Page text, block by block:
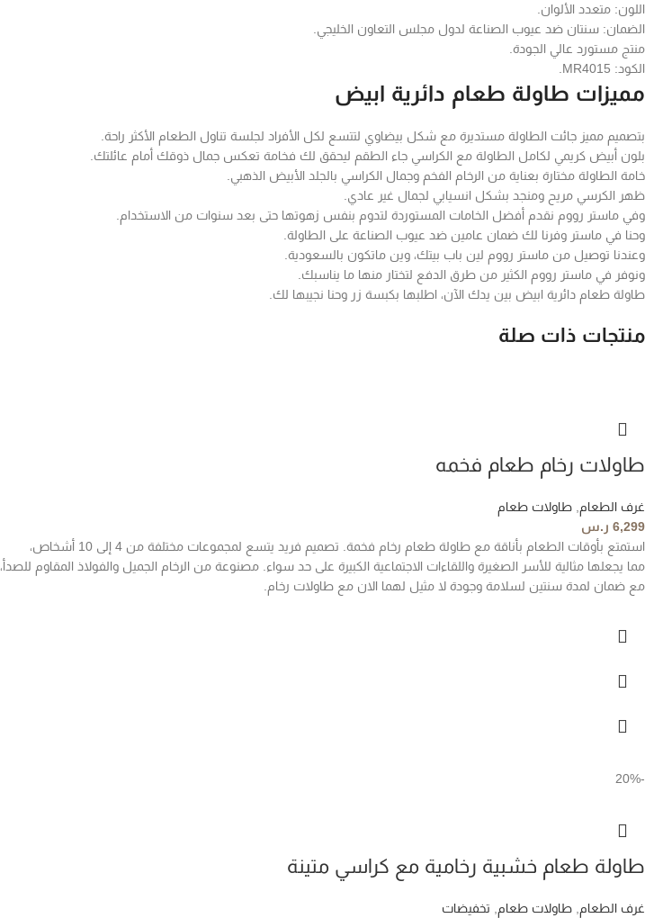
اللون: متعدد الألوان.
الضمان: سنتان ضد عيوب الصناعة لدول مجلس التعاون الخليجي.
منتج مستورد عالي الجودة.
الكود: MR4015.
مميزات طاولة طعام دائرية ابيض
بتصميم مميز جائت الطاولة مستديرة مع شكل بيضاوي لتتسع لكل الأفراد لجلسة تناول الطعام الأكثر راحة.
بلون أبيض كريمي لكامل الطاولة مع الكراسي جاء الطقم ليحقق لك فخامة تعكس جمال ذوقك أمام عائلتك.
خامة الطاولة مختارة بعناية من الرخام الفخم وجمال الكراسي بالجلد الأبيض الذهبي.
ظهر الكرسي مريح ومنجد بشكل انسيابي لجمال غير عادي.
وفي ماستر رووم نقدم أفضل الخامات المستوردة لتدوم بنفس زهوتها حتى بعد سنوات من الاستخدام.
وحنا في ماستر وفرنا لك ضمان عامين ضد عيوب الصناعة على الطاولة.
وعندنا توصيل من ماستر رووم لين باب بيتك، وين ماتكون بالسعودية.
ونوفر في ماستر رووم الكثير من طرق الدفع لتختار منها ما يناسبك.
طاولة طعام دائرية ابيض بين يدك الآن، اطلبها بكبسة زر وحنا نجيبها لك.
منتجات ذات صلة
طاولات رخام طعام فخمه
غرف الطعام
طاولات طعام
6,299 ر.س
استمتع بأوقات الطعام بأناقة مع طاولة طعام رخام فخمة. تصميم فريد يتسع لمجموعات مختلفة من 4 إلى 10 أشخاص،
مما يجعلها مثالية للأسر الصغيرة واللقاءات الاجتماعية الكبيرة على حد سواء. مصنوعة من الرخام الجميل والفولاذ المقاوم للصدأ،
مع ضمان لمدة سنتين لسلامة وجودة لا مثيل لهما الان مع طاولات رخام.
-20%
طاولة طعام خشبية رخامية مع كراسي متينة
غرف الطعام طاولات طعام تخفيضات